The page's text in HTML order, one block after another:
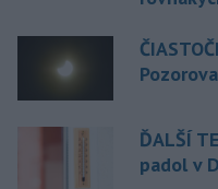
ĎALŠÍ
padol v